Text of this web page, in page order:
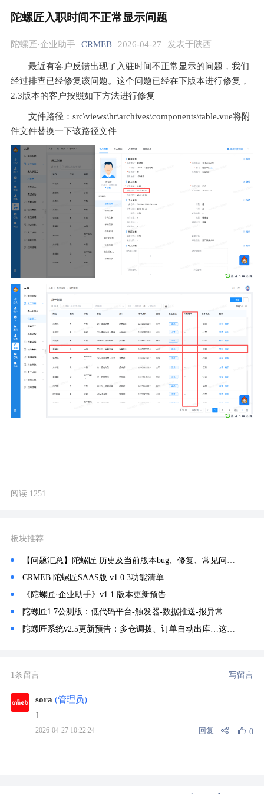
陀螺匠入职时间不正常显示问题
陀螺匠·企业助手 CRMEB 2026-04-27 发表于陕西
最近有客户反馈出现了入驻时间不正常显示的问题，我们
经过排查已经修复该问题。这个问题已经在下版本进行修复，
2.3版本的客户按照如下方法进行修复
文件路径：src\views\hr\archives\components\table.vue将附
件文件替换一下该路径文件
阅读 1251
板块推荐
【问题汇总】陀螺匠 历史及当前版本bug、修复、常见问题记录汇总！
CRMEB 陀螺匠SAAS版 v1.0.3功能清单
《陀螺匠·企业助手》v1.1 版本更新预告
陀螺匠1.7公测版：低代码平台-触发器-数据推送-报异常
陀螺匠系统v2.5更新预告：多仓调拨、订单自动出库…这个仓储管理太硬核了！
1条留言 写留言
sora (管理员)
1
2026-04-27 10:22:24 回复 0